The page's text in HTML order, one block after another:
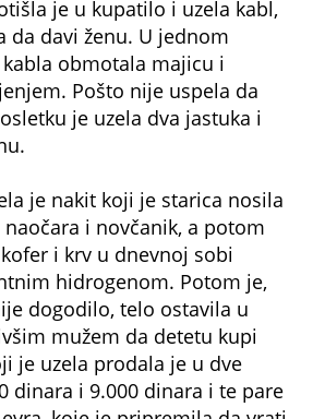
da davi ženu. U jednom
obmotala majicu i
Pošto nije uspela da
je uzela dva jastuka i
i novčanik, a potom
i krv u dnevnoj sobi
hidrogenom. Potom je,
dogodilo, telo ostavila u
mužem da detetu kupi
je uzela prodala je u dve
dinara i 9.000 dinara i te pare
koje je pripremila da vrati,